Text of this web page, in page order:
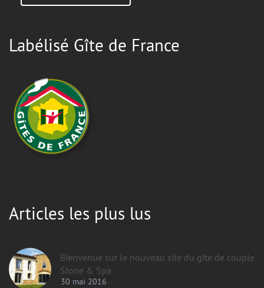
Labélisé Gîte de France
Articles les plus lus
Bienvenue sur le nouveau site du gîte de couple
Stone & Spa
30 mai 2016